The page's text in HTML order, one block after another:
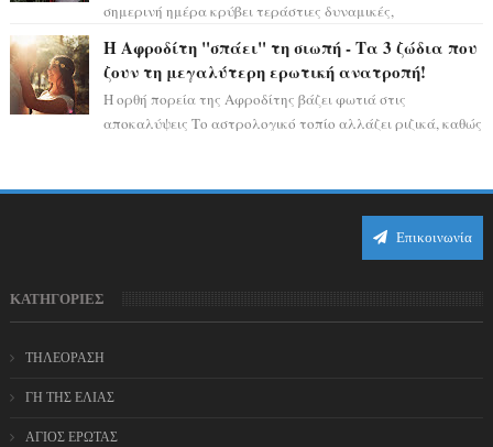
σημερινή ημέρα κρύβει τεράστιες δυναμικές,
Η Αφροδίτη "σπάει" τη σιωπή - Τα 3 ζώδια που
ζουν τη μεγαλύτερη ερωτική ανατροπή!
Η ορθή πορεία της Αφροδίτης βάζει φωτιά στις
αποκαλύψεις Το αστρολογικό τοπίο αλλάζει ριζικά, καθώς
Επικοινωνία
ΚΑΤΗΓΟΡΙΕΣ
ΤΗΛΕΟΡΑΣΗ
ΓΗ ΤΗΣ ΕΛΙΑΣ
ΑΓΙΟΣ ΕΡΩΤΑΣ